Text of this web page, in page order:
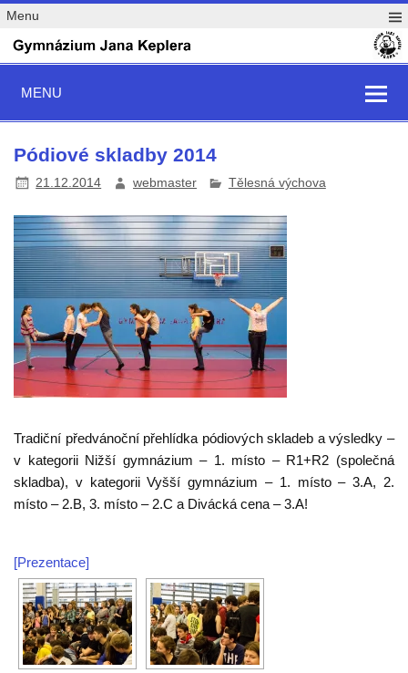
Menu
MENU
Pódiové skladby 2014
21.12.2014 webmaster Tělesná výchova
Tradiční předvánoční přehlídka pódiových skladeb a výsledky –
v kategorii Nižší gymnázium – 1. místo – R1+R2 (společná
skladba), v kategorii Vyšší gymnázium – 1. místo – 3.A, 2.
místo – 2.B, 3. místo – 2.C a Divácká cena – 3.A!
[Prezentace]